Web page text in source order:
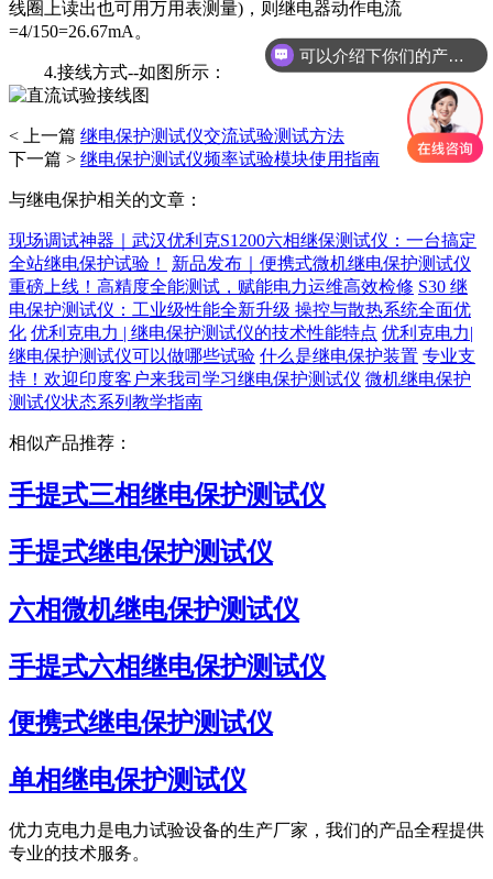
线圈上读出也可用万用表测量)，则继电器动作电流
=4/150=26.67mA。
4.接线方式--如图所示：
< 上一篇 继电保护测试仪交流试验测试方法
下一篇 > 继电保护测试仪频率试验模块使用指南
与继电保护相关的文章：
现场调试神器｜武汉优利克S1200六相继保测试仪：一台搞定
全站继电保护试验！
新品发布｜便携式微机继电保护测试仪
重磅上线！高精度全能测试，赋能电力运维高效检修 S30 继
电保护测试仪：工业级性能全新升级 操控与散热系统全面优
化 优利克电力 | 继电保护测试仪的技术性能特点 优利克电力|
继电保护测试仪可以做哪些试验 什么是继电保护装置 专业支
持！欢迎印度客户来我司学习继电保护测试仪 微机继电保护
测试仪状态系列教学指南
相似产品推荐：
手提式三相继电保护测试仪
手提式继电保护测试仪
六相微机继电保护测试仪
手提式六相继电保护测试仪
便携式继电保护测试仪
单相继电保护测试仪
优力克电力是电力试验设备的生产厂家，我们的产品全程提供
专业的技术服务。
可以介绍下你们的产品么